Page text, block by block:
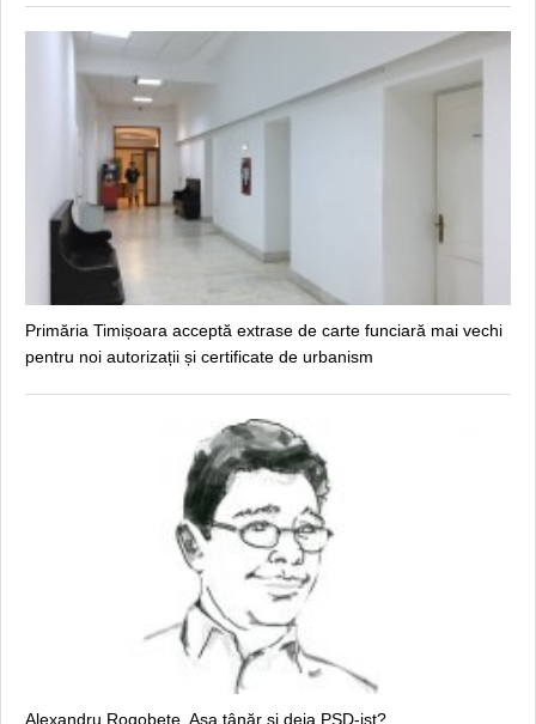
Primăria Timișoara acceptă extrase de carte funciară mai vechi
pentru noi autorizații și certificate de urbanism
Alexandru Rogobete. Aşa tânăr şi deja PSD-ist?